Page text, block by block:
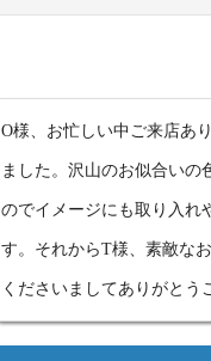
O様、お忙しい中ご来店あ
ました。沢山のお似合いの
のでイメージにも取り入れ
す。それからT様、素敵な
くださいましてありがとう